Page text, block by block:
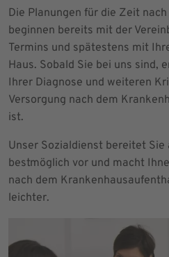
Die Planungen für die Zeit
beginnen bereits mit der
Termins und spätestens mit
Haus. Sobald Sie bei uns sind,
Ihrer Diagnose und weiteren
Versorgung nach dem
ist.
Unser Sozialdienst bereitet Sie
bestmöglich vor und macht
nach dem
leichter.